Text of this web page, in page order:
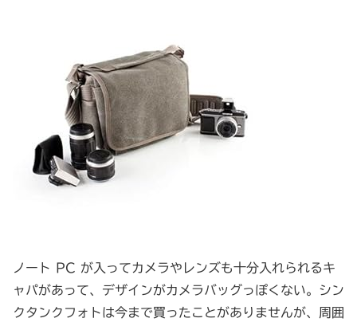
ノート PC が入ってカメラやレンズも十分入れられるキ
ャパがあって、デザインがカメラバッグっぽくない。シン
クタンクフォトは今まで買ったことがありませんが、周囲